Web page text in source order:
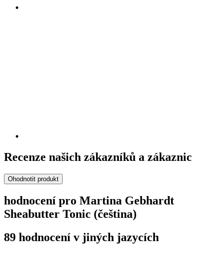
Recenze našich zákazníků a zákaznic
Ohodnotit produkt
hodnocení pro Martina Gebhardt
Sheabutter Tonic (čeština)
89 hodnocení v jiných jazycích